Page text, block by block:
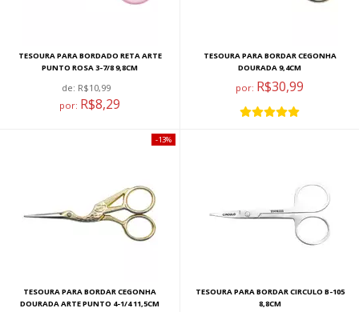
TESOURA PARA BORDADO RETA ARTE
PUNTO ROSA 3-7/8 9,8CM
de: R$10,99
por: R$8,29
TESOURA PARA BORDAR CEGONHA
DOURADA 9,4CM
por: R$30,99
TESOURA PARA BORDAR CEGONHA
DOURADA ARTE PUNTO 4-1/4 11,5CM
13%
TESOURA PARA BORDAR CIRCULO B-105
8,8CM